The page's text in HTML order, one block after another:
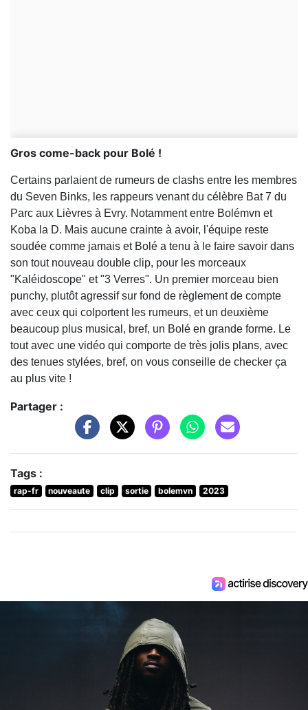
Gros come-back pour Bolé !
Certains parlaient de rumeurs de clashs entre les membres
du Seven Binks, les rappeurs venant du célèbre Bat 7 du
Parc aux Lièvres à Evry. Notamment entre Bolémvn et
Koba la D. Mais aucune crainte à avoir, l'équipe reste
soudée comme jamais et Bolé a tenu à le faire savoir dans
son tout nouveau double clip, pour les morceaux
"Kaléidoscope" et "3 Verres". Un premier morceau bien
punchy, plutôt agressif sur fond de règlement de compte
avec ceux qui colportent les rumeurs, et un deuxième
beaucoup plus musical, bref, un Bolé en grande forme. Le
tout avec une vidéo qui comporte de très jolis plans, avec
des tenues stylées, bref, on vous conseille de checker ça
au plus vite !
Partager :
Tags :
rap-fr nouveaute clip sortie bolemvn 2023